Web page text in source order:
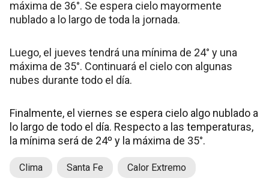
máxima de 36°. Se espera cielo mayormente
nublado a lo largo de toda la jornada.
Luego, el jueves tendrá una mínima de 24° y una
máxima de 35°. Continuará el cielo con algunas
nubes durante todo el día.
Finalmente, el viernes se espera cielo algo nublado a
lo largo de todo el día. Respecto a las temperaturas,
la mínima será de 24º y la máxima de 35°.
Clima Santa Fe Calor Extremo